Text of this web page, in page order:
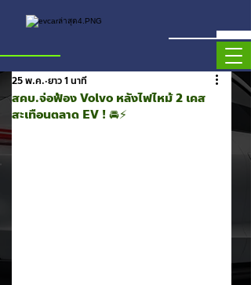
สคบ.จ่อฟ้อง Volvo หลังไฟไหม้ 2 เคส
สะเทือนตลาด EV ! 🚘⚡
25 พ.ค. ยาว 1 นาที